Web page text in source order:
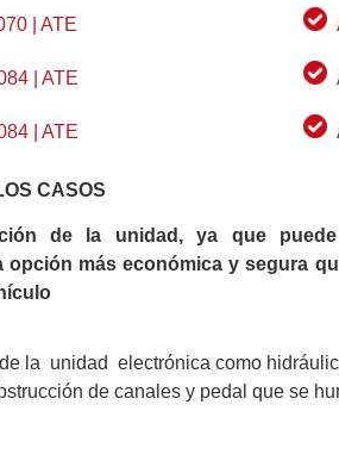
| ATE
| ATE
| ATE
CASOS
de la unidad, ya que
opción más económica y segura
la unidad electrónica como
de canales y pedal que se